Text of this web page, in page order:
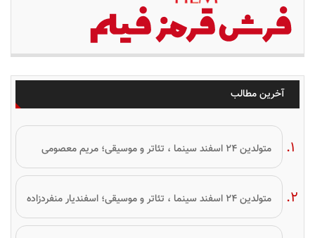
آخرین مطالب
متولدین ۲۴ اسفند سینما ، تئاتر و موسیقی؛ مریم معصومی
متولدین ۲۴ اسفند سینما ، تئاتر و موسیقی؛ اسفندیار منفردزاده